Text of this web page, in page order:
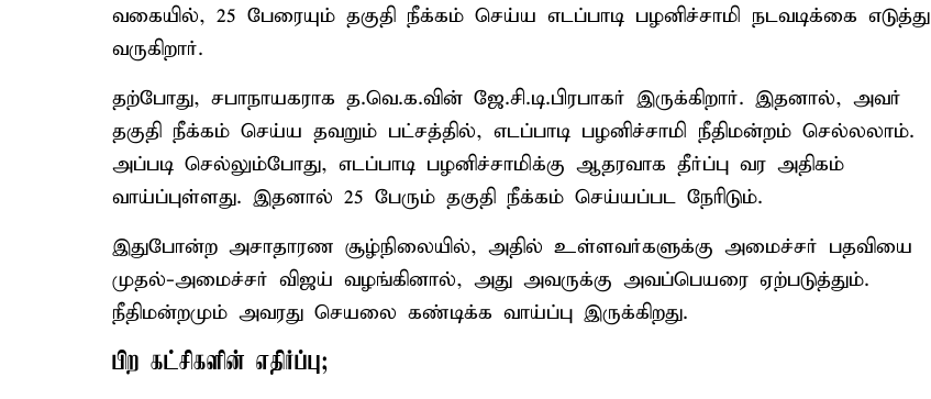
வகையில், 25 பேரையும் தகுதி நீக்கம் செய்ய எடப்பாடி பழனிச்சாமி நடவடிக்கை எடுத்து
வருகிறார்.
தற்போது, சபாநாயகராக த.வெ.க.வின் ஜே.சி.டி.பிரபாகர் இருக்கிறார். இதனால், அவர்
தகுதி நீக்கம் செய்ய தவறும் பட்சத்தில், எடப்பாடி பழனிச்சாமி நீதிமன்றம் செல்லலாம்.
அப்படி செல்லும்போது, எடப்பாடி பழனிச்சாமிக்கு ஆதரவாக தீர்ப்பு வர அதிகம்
வாய்ப்புள்ளது. இதனால் 25 பேரும் தகுதி நீக்கம் செய்யப்பட நேரிடும்.
இதுபோன்ற அசாதாரண சூழ்நிலையில், அதில் உள்ளவர்களுக்கு அமைச்சர் பதவியை
முதல்-அமைச்சர் விஜய் வழங்கினால், அது அவருக்கு அவப்பெயரை ஏற்படுத்தும்.
நீதிமன்றமும் அவரது செயலை கண்டிக்க வாய்ப்பு இருக்கிறது.
பிற கட்சிகளின் எதிர்ப்பு;